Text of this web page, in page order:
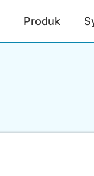
Produk